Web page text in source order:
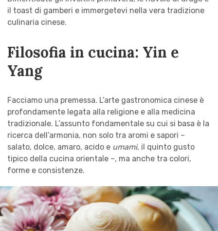
il toast di gamberi e immergetevi nella vera tradizione
culinaria cinese.
Filosofia in cucina: Yin e
Yang
Facciamo una premessa. L’arte gastronomica cinese è
profondamente legata alla religione e alla medicina
tradizionale. L’assunto fondamentale su cui si basa è la
ricerca dell’armonia, non solo tra aromi e sapori –
salato, dolce, amaro, acido e umami, il quinto gusto
tipico della cucina orientale –, ma anche tra colori,
forme e consistenze.